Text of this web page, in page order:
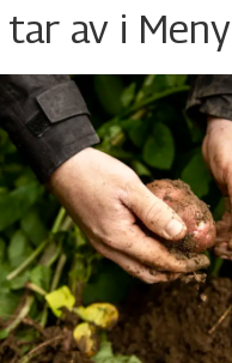
av i Meny